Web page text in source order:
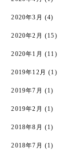
2020年3月 (4)
2020年2月 (15)
2020年1月 (11)
2019年12月 (1)
2019年7月 (1)
2019年2月 (1)
2018年8月 (1)
2018年7月 (1)